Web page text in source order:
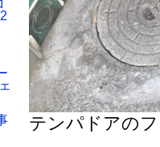
テンパドアの